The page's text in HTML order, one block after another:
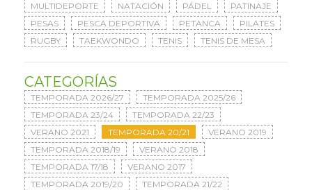
MULTIDEPORTE
NATACIÓN PÁDEL
PATINAJE
PESAS
PESCA DEPORTIVA PETANCA
PILATES
RUGBY
TAEKWONDO TENIS TENIS DE MESA
CATEGORÍAS
TEMPORADA 2026/27
TEMPORADA 2025/26
TEMPORADA 23/24
TEMPORADA 22/23
VERANO 2021
TEMPORADA 20/21
VERANO 2019
TEMPORADA 2018/19
VERANO 2018
TEMPORADA 17/18
VERANO 2017
TEMPORADA 2019/20
TEMPORADA 21/22